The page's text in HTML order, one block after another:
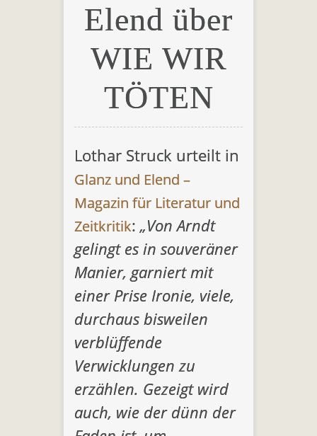
Elend über
WIE WIR
TÖTEN
Lothar Struck urteilt in
Glanz und Elend –
Magazin für Literatur und
Zeitkritik: „Von Arndt
gelingt es in souveräner
Manier, garniert mit
einer Prise Ironie, viele,
durchaus bisweilen
verblüffende
Verwicklungen zu
erzählen. Gezeigt wird
auch, wie der dünn der